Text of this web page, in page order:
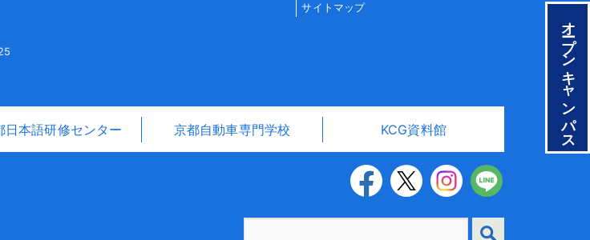
オープンキャンパス
サイトマップ
日本語研修センター 京都自動車専門学校 KCG資料館